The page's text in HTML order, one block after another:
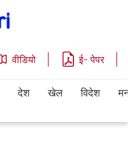
वीडियो ई- पेपर
देश खेल विदेश